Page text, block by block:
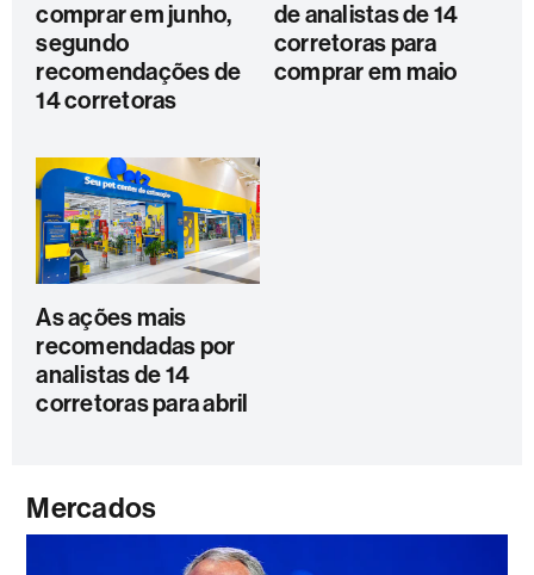
comprar em junho,
segundo
recomendações de
14 corretoras
de analistas de 14
corretoras para
comprar em maio
As ações mais
recomendadas por
analistas de 14
corretoras para abril
Mercados